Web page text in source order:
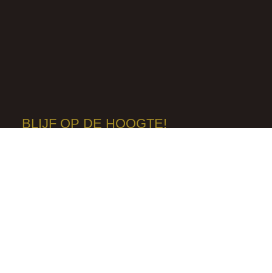
BLIJF OP DE HOOGTE!